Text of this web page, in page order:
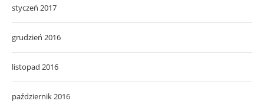
styczeń 2017
grudzień 2016
listopad 2016
październik 2016